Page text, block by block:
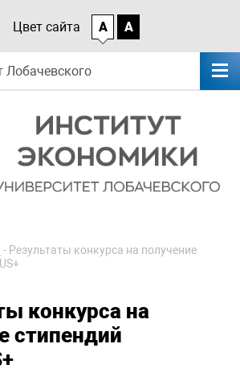
Цвет сайта A A
Лобачевского
- Результаты конкурса на получение
конкурса на
стипендий